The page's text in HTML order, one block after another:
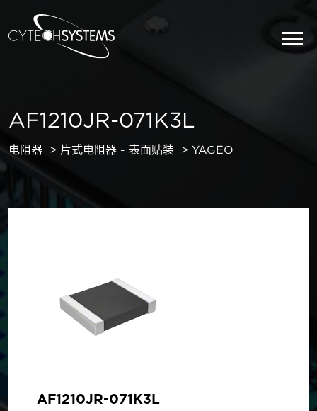
AF1210JR-071K3L
电阻器 片式电阻器 - 表面贴装 YAGEO
AF1210JR-071K3L